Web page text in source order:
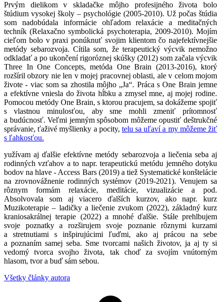
Prvým dielikom v skladačke môjho profesijného života bolo
štúdium vysokej školy – psychológie (2005-2010). Už počas štúdia
som nadobúdala informácie ohľadom relaxácie a meditačných
techník (Relaxačno symbolická psychoterapia, 2009-2010). Mojím
cieľom bolo v praxi ponúknuť svojim klientom čo najefektívnejšie
metódy sebarozvoja. Cítila som, že terapeutický výcvik nemožno
odkladať a po ukončení rigoróznej skúšky (2012) som začala výcvik
Three In One Concepts, metóda One Brain (2013-2016), ktorý
rozšíril obzory nie len v mojej pracovnej oblasti, ale v celom mojom
živote - viac som sa zhostila môjho „Ja“. Práca s One Brain jemne
a efektívne vniesla do života hĺbku a zmysel mne, aj mojej rodine.
Pomocou metódy One Brain, s ktorou pracujem, sa dokážeme spojiť
s vlastnou minulosťou, aby sme mohli zmeniť prítomnosť
a budúcnosť. Veľmi jemným spôsobom môžeme opustiť deštrukčné
správanie, ťaživé myšlienky a pocity, telu sa uľaví a my môžeme žiť
s ľahkosťou.
yužívam aj ďalšie efektívne metódy sebarozvoja a liečenia seba aj
rodinných vzťahov a to napr. terapeutickú metódu jemného dotyku
bodov na hlave - Access Bars (2019) a tiež Systematické konštelácie
na zrovnovážnenie rodinných systémov (2019-2021). Venujem sa
rôznym formám relaxácie, meditácie, vizualizácie a pod.
Absolvovala som aj viacero ďalších kurzov, ako napr. kurz
Muzikoterapie – ladičky a liečenie zvukom (2022), základný kurz
kraniosakrálnej terapie (2022) a mnohé ďalšie. Stále prehlbujem
svoje poznatky a rozširujem svoje poznanie rôznymi kurzami
a stretnutiami s inšpirujúcimi ľuďmi, ako aj prácou na sebe
a poznaním samej seba. Sme tvorcami našich životov, ja aj ty si
vedomý tvorca svojho života, tak choď za svojím vnútorným
hlasom, tvor a buď sám sebou.
Všetky články autora